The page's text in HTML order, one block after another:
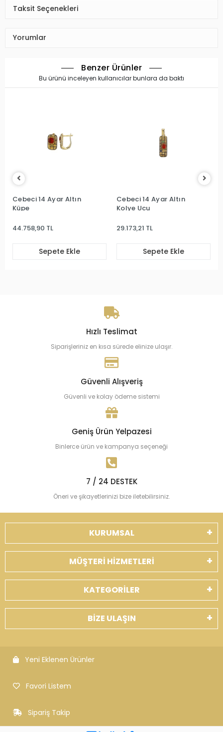
Taksit Seçenekleri
Yorumlar
Benzer Ürünler
Bu ürünü inceleyen kullanıcılar bunlara da baktı
Cebeci 14 Ayar Altın
Küpe
44.758,90 TL
Sepete Ekle
Cebeci 14 Ayar Altın
Kolye Ucu
29.173,21 TL
Sepete Ekle
Hızlı Teslimat
Siparişleriniz en kısa sürede elinize ulaşır.
Güvenli Alışveriş
Güvenli ve kolay ödeme sistemi
Geniş Ürün Yelpazesi
Binlerce ürün ve kampanya seçeneği
7 / 24 DESTEK
Öneri ve şikayetlerinizi bize iletebilirsiniz.
KURUMSAL
MÜŞTERİ HİZMETLERİ
KATEGORİLER
BİZE ULAŞIN
Yeni Eklenen Ürünler
Favori Listem
Sipariş Takip